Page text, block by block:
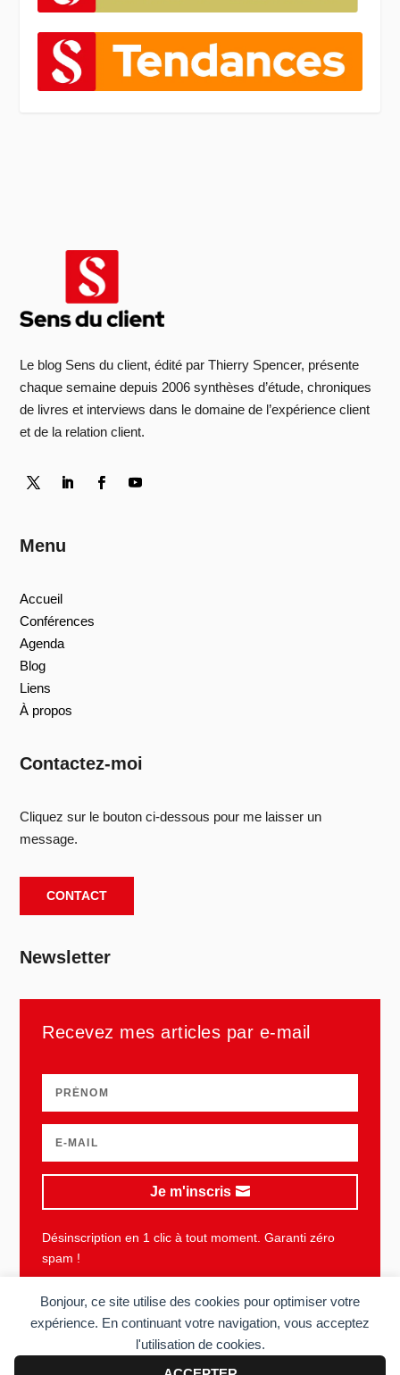
Bonjour, ce site utilise des cookies pour optimiser votre
expérience. En continuant votre navigation, vous acceptez
l'utilisation de cookies.
Le blog Sens du client, édité par Thierry Spencer, présente
chaque semaine depuis 2006 synthèses d’étude, chroniques
de livres et interviews dans le domaine de l’expérience client
et de la relation client.
Menu
Accueil
Conférences
Agenda
Blog
Liens
À propos
Contactez-moi
Cliquez sur le bouton ci-dessous pour me laisser un
message.
CONTACT
Newsletter
Recevez mes articles par e-mail
Je m'inscris
Désinscription en 1 clic à tout moment. Garanti zéro
spam !
Plan du site Mentions légales Vie privée